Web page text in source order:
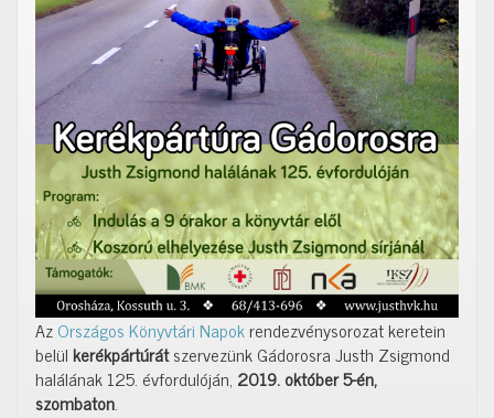
AzOrszágos Könyvtári Napokrendezvénysorozat keretein
belül kerékpártúrátszervezünk Gádorosra Justh Zsigmond
halálának 125. évfordulóján, 2019. október 5-én,
szombaton.